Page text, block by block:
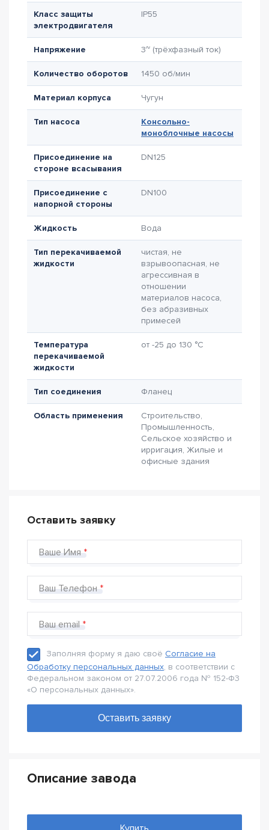
Класс защиты
электродвигателя
IP55
Напряжение 3~ (трёхфазный ток)
Количество оборотов 1450 об/мин
Материал корпуса Чугун
Тип насоса
Консольно-
моноблочные насосы
Присоединение на
стороне всасывания
DN125
Присоединение с
напорной стороны
DN100
Жидкость Вода
Тип перекачиваемой
жидкости
чистая, не
взрывоопасная, не
агрессивная в
отношении
материалов насоса,
без абразивных
примесей
Температура
перекачиваемой
жидкости
от -25 до 130 °C
Тип соединения Фланец
Область применения
Строительство,
Промышленность,
Сельское хозяйство и
ирригация, Жилые и
офисные здания
Оставить заявку
Ваше Имя
Ваш Телефон
Ваш email
Заполняя форму я даю своё Согласие на
Обработку персональных данных, в соответствии с
Федеральном законом от 27.07.2006 года № 152-Ф3
«О персональных данных».
Описание завода